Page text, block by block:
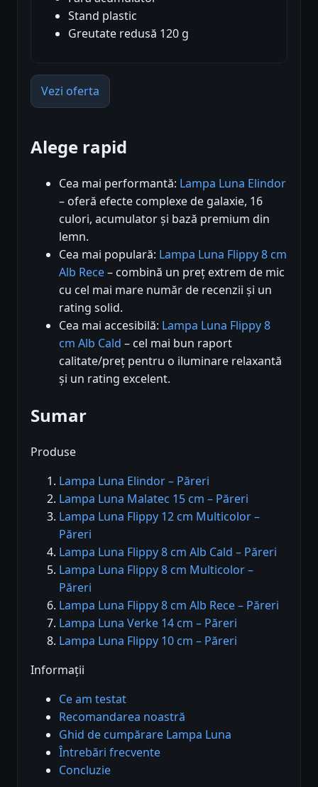
Stand plastic
Greutate redusă 120 g
Vezi oferta
Alege rapid
Cea mai performantă: Lampa Luna Elindor
– oferă efecte complexe de galaxie, 16
culori, acumulator și bază premium din
lemn.
Cea mai populară: Lampa Luna Flippy 8 cm
Alb Rece– combină un preț extrem de mic
cu cel mai mare număr de recenzii și un
rating solid.
Cea mai accesibilă: Lampa Luna Flippy 8
cm Alb Cald – cel mai bun raport
calitate/preț pentru o iluminare relaxantă
și un rating excelent.
Sumar
Produse
Lampa Luna Elindor – Păreri
Lampa Luna Malatec 15 cm – Păreri
Lampa Luna Flippy 12 cm Multicolor –
Păreri
Lampa Luna Flippy 8 cm Alb Cald – Păreri
Lampa Luna Flippy 8 cm Multicolor –
Păreri
Lampa Luna Flippy 8 cm Alb Rece – Păreri
Lampa Luna Verke 14 cm – Păreri
Lampa Luna Flippy 10 cm – Păreri
Informații
Ce am testat
Recomandarea noastră
Ghid de cumpărare Lampa Luna
Întrebări frecvente
Concluzie